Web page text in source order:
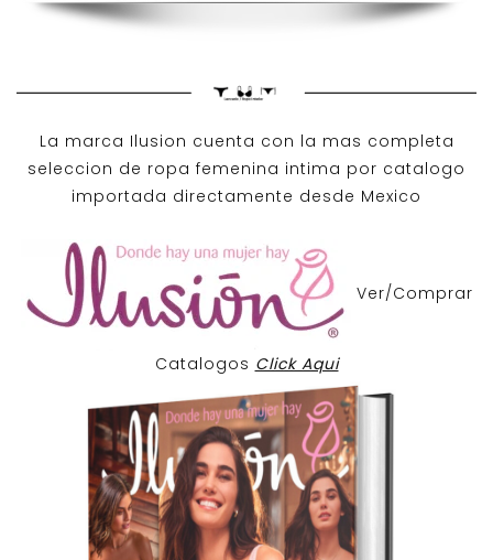
La marca Ilusion cuenta con la mas completa
seleccion de ropa femenina intima por catalogo
importada directamente desde Mexico
Ver/Comprar
Catalogos Click Aqui